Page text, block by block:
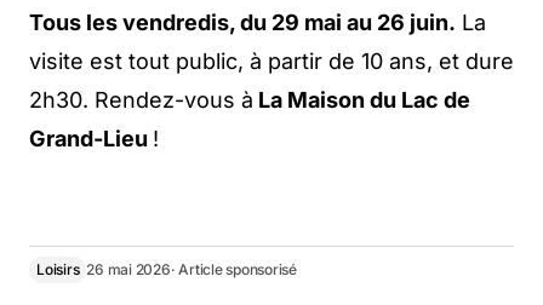
Tous les vendredis, du 29 mai au 26 juin. La
visite est tout public, à partir de 10 ans, et dure
2h30. Rendez-vous à La Maison du Lac de
Grand-Lieu !
Loisirs 26 mai 2026· Article sponsorisé